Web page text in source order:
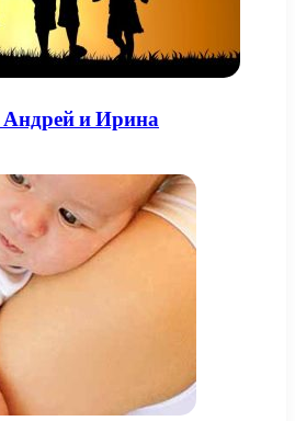
и Ирина